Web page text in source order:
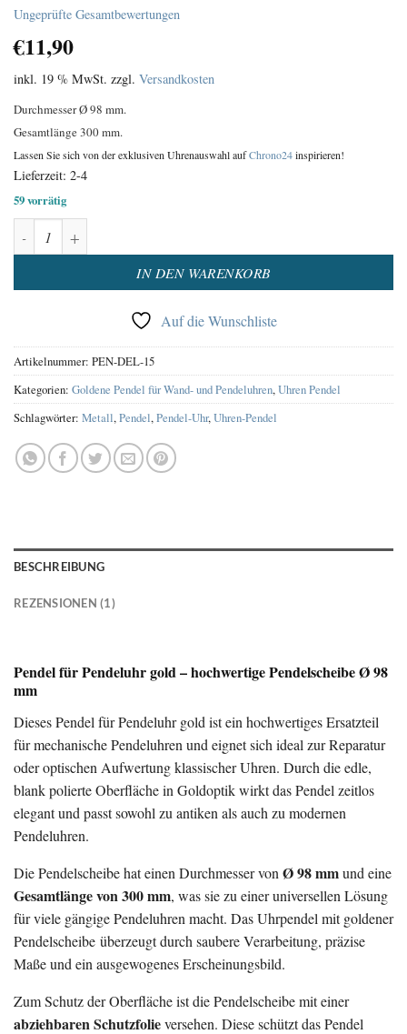
Bewertet
mit5.00
von 5,
basierend
1
Kundenbewertung
Ungeprüfte Gesamtbewertungen
€11,90
inkl. 19 % MwSt. zzgl. Versandkosten
Durchmesser Ø 98 mm.
Gesamtlänge 300 mm.
Lassen Sie sich von der exklusiven Uhrenauswahl aufChrono24inspirieren!
Lieferzeit: 2-4
59 vorrätig
Pendel für Pendeluhr gold – Pendelscheibe Ø 98 mm, 300 mm Menge
IN DEN WARENKORB
Alternative:
Auf die Wunschliste
Artikelnummer: PEN-DEL-15
Kategorien: Goldene Pendel für Wand- und Pendeluhren,Uhren Pendel
Schlagwörter: Metall,Pendel,Pendel-Uhr,Uhren-Pendel
BESCHREIBUNG
REZENSIONEN (1)
Pendel für Pendeluhr gold – hochwertige Pendelscheibe Ø 98
mm
Dieses Pendel für Pendeluhr gold ist ein hochwertiges Ersatzteil
für mechanische Pendeluhren und eignet sich ideal zur Reparatur
oder optischen Aufwertung klassischer Uhren. Durch die edle,
blank polierte Oberfläche in Goldoptik wirkt das Pendel zeitlos
elegant und passt sowohl zu antiken als auch zu modernen
Pendeluhren.
Die Pendelscheibe hat einen Durchmesser von Ø 98 mmund eine
Gesamtlänge von 300 mm, was sie zu einer universellen Lösung
für viele gängige Pendeluhren macht. Das Uhrpendel mit goldener
Pendelscheibe überzeugt durch saubere Verarbeitung, präzise
Maße und ein ausgewogenes Erscheinungsbild.
Zum Schutz der Oberfläche ist die Pendelscheibe mit einer
abziehbaren Schutzfolieversehen. Diese schützt das Pendel